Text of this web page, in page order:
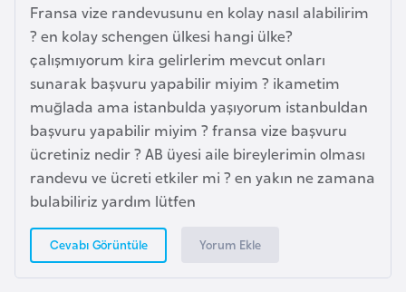
Fransa vize randevusunu en kolay nasıl alabilirim
? en kolay schengen ülkesi hangi ülke?
çalışmıyorum kira gelirlerim mevcut onları
sunarak başvuru yapabilir miyim ? ikametim
muğlada ama istanbulda yaşıyorum istanbuldan
başvuru yapabilir miyim ? fransa vize başvuru
ücretiniz nedir ? AB üyesi aile bireylerimin olması
randevu ve ücreti etkiler mi ? en yakın ne zamana
bulabiliriz yardım lütfen
Cevabı Görüntüle Yorum Ekle
İ
r
l
a
n
d
a
İ
s
p